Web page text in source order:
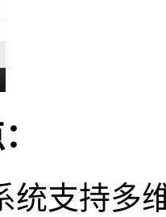
统支持多